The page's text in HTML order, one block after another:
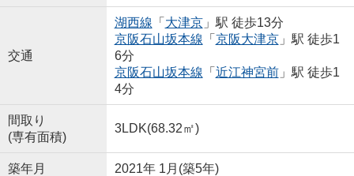
交通
湖西線 「 大津京」駅 徒歩13分
京阪石山坂本線 「 京阪大津京」駅 徒歩1
6分
京阪石山坂本線 「 近江神宮前」駅 徒歩1
4分
間取り
(専有面積)
3LDK(68.32㎡)
築年月 2021年 1月(築5年)